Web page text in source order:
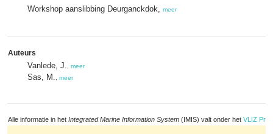
Workshop aanslibbing Deurganckdok, meer
Auteurs
Vanlede, J. meer
Sas, M. meer
Alle informatie in het Integrated Marine Information System (IMIS) valt onder het VLIZ